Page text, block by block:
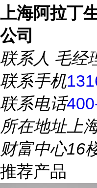
上海阿拉丁
公司
联系人 毛经
联系手机
联系电话
所在地址上
财富中心16
推荐产品